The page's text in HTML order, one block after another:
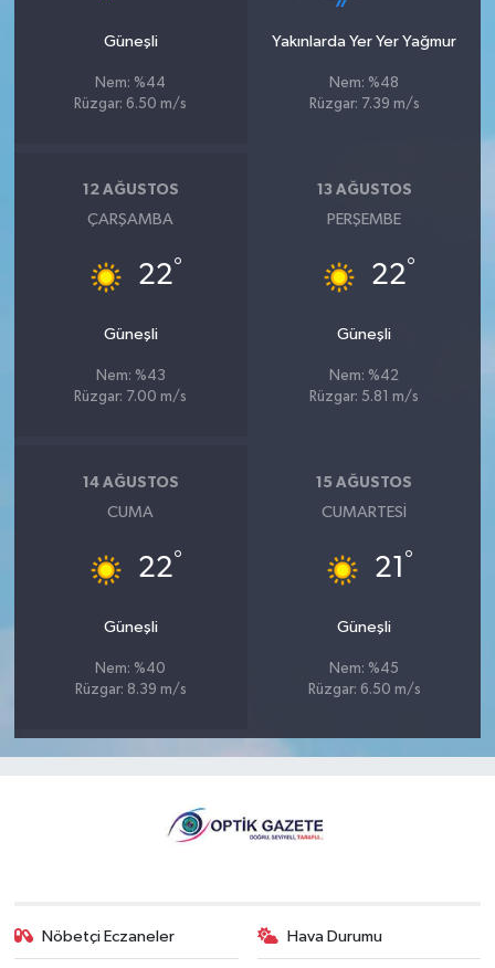
Güneşli
Nem: %44
Rüzgar: 6.50 m/s
Yakınlarda Yer Yer Yağmur
Nem: %48
Rüzgar: 7.39 m/s
12 AĞUSTOS
ÇARŞAMBA
22°
Güneşli
Nem: %43
Rüzgar: 7.00 m/s
13 AĞUSTOS
PERŞEMBE
22°
Güneşli
Nem: %42
Rüzgar: 5.81 m/s
14 AĞUSTOS
CUMA
22°
Güneşli
Nem: %40
Rüzgar: 8.39 m/s
15 AĞUSTOS
CUMARTESI
21 °
Güneşli
Nem: %45
Rüzgar: 6.50 m/s
Nöbetçi Eczaneler Hava Durumu